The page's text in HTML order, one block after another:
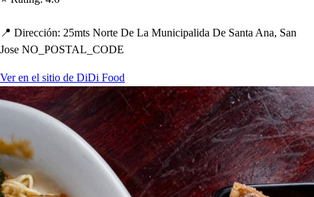
📍 Dirección: 25mts Norte De La Municipalida De Santa Ana, San
Jose NO_POSTAL_CODE
Ver en el sitio de DiDi Food